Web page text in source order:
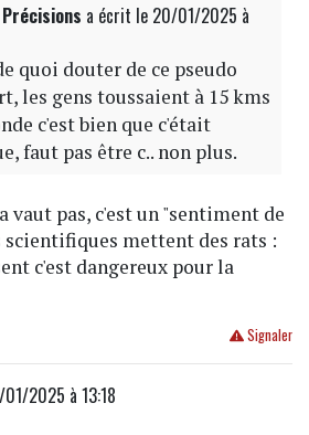
Précisions a écrit le 20/01/2025 à
quoi douter de ce pseudo
les gens toussaient à 15 kms
c'est bien que c'était
faut pas être c.. non plus.
vaut pas, c'est un "sentiment de
scientifiques mettent des rats :
c'est dangereux pour la
Signaler
2025 à 13:18